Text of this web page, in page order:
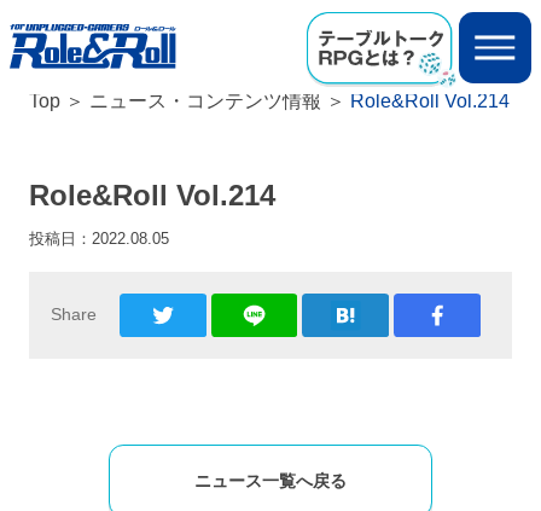
Top ニュース・コンテンツ情報 Role&Roll Vol.214
Role&Roll Vol.214
投稿日： 2022.08.05
Share
ニュース一覧へ戻る